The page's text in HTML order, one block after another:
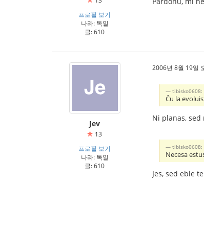
프로필 보기
나라: 독일
글: 610
Jev
13
프로필 보기
나라: 독일
글: 610
2006년 8월 19일
tibisko0608:
Ĉu la
Ni planas, sed
tibisko0608:
Necesa
Jes, sed eble